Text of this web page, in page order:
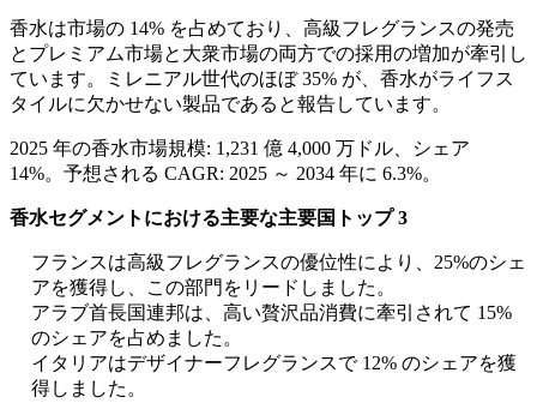
香水は市場の 14% を占めており、高級フレグランスの発売
とプレミアム市場と大衆市場の両方での採用の増加が牽引し
ています。ミレニアル世代のほぼ 35% が、香水がライフス
タイルに欠かせない製品であると報告しています。
2025 年の香水市場規模: 1,231 億 4,000 万ドル、シェア
14%。予想される CAGR: 2025 ～ 2034 年に 6.3%。
香水セグメントにおける主要な主要国トップ 3
フランスは高級フレグランスの優位性により、25%のシェ
アを獲得し、この部門をリードしました。
アラブ首長国連邦は、高い贅沢品消費に牽引されて 15%
のシェアを占めました。
イタリアはデザイナーフレグランスで 12% のシェアを獲
得しました。